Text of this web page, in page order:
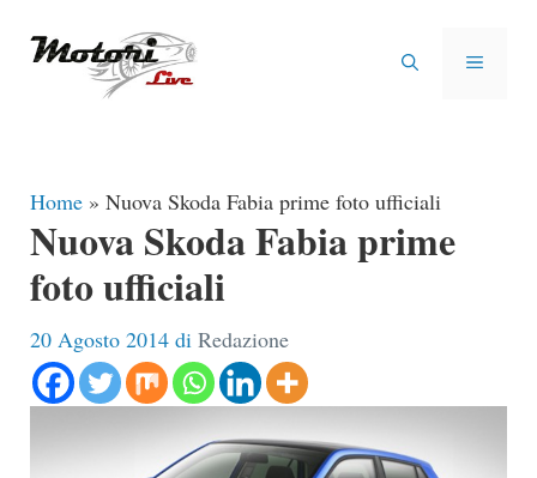
MENU
Home » Nuova Skoda Fabia prime foto ufficiali
Nuova Skoda Fabia prime
foto ufficiali
20 Agosto 2014 di Redazione